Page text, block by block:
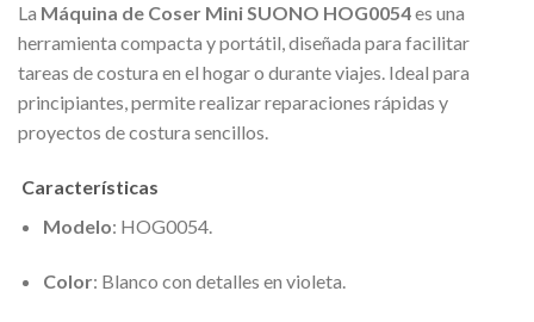
La Máquina de Coser Mini SUONO HOG0054es una
herramienta compacta y portátil, diseñada para facilitar
tareas de costura en el hogar o durante viajes. Ideal para
principiantes, permite realizar reparaciones rápidas y
proyectos de costura sencillos.
Características
Modelo: HOG0054.
Color: Blanco con detalles en violeta.